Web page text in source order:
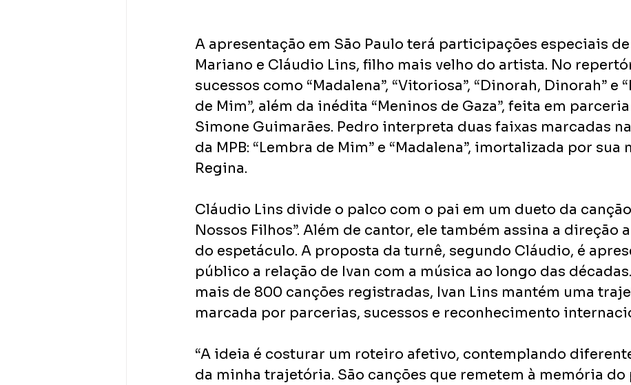
A apresentação em São Paulo terá participações especiais
Mariano e Cláudio Lins, filho mais velho do artista. No
sucessos como “Madalena”, “Vitoriosa”, “Dinorah, Dinorah” e
de Mim”, além da inédita “Meninos de Gaza”, feita em
Simone Guimarães. Pedro interpreta duas faixas marcadas
da MPB: “Lembra de Mim” e “Madalena”, imortalizada por sua
Regina.
Cláudio Lins divide o palco com o pai em um dueto da canção
Nossos Filhos”. Além de cantor, ele também assina a direção
do espetáculo. A proposta da turnê, segundo Cláudio, é
público a relação de Ivan com a música ao longo das
mais de 800 canções registradas, Ivan Lins mantém uma
marcada por parcerias, sucessos e reconhecimento
“A ideia é costurar um roteiro afetivo, contemplando
da minha trajetória. São canções que remetem à memória do